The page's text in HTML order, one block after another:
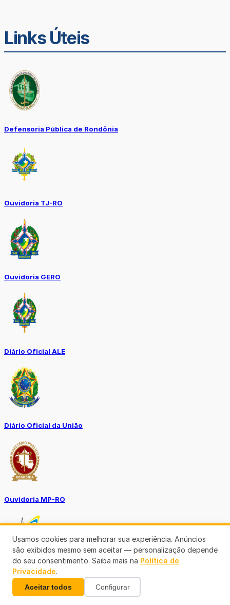
Links Úteis
Defensoria Pública de Rondônia
Ouvidoria TJ-RO
Ouvidoria GERO
Diário Oficial ALE
Diário Oficial da União
Ouvidoria MP-RO
Diário Oficial Municípios
Usamos cookies para melhorar sua experiência. Anúncios
são exibidos mesmo sem aceitar — personalização depende
do seu consentimento. Saiba mais na Política de
Privacidade.
Aceitar todos Configurar